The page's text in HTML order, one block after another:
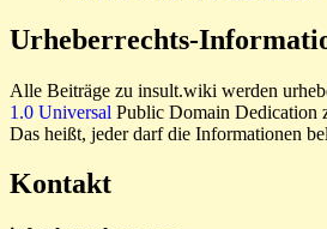
Urheberrechts-
Alle Beiträge zu insult.wiki werden
1.0 Universal Public Domain Dedication
Das heißt, jeder darf die Informationen
Kontakt